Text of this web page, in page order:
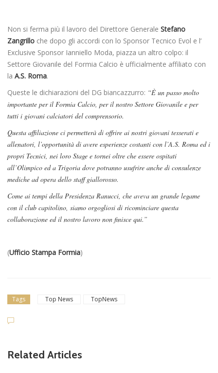
Non si ferma più il lavoro del Direttore Generale Stefano
Zangrillo che dopo gli accordi con lo Sponsor Tecnico Evol e l’
Exclusive Sponsor Ianniello Moda, piazza un altro colpo: il
Settore Giovanile del Formia Calcio è ufficialmente affiliato con
la A.S. Roma.
Queste le dichiarazioni del DG biancazzurro: “È un passo molto
importante per il Formia Calcio, per il nostro Settore Giovanile e per
tutti i giovani calciatori del comprensorio.
Questa affiliazione ci permetterà di offrire ai nostri giovani tesserati e
allenatori, l’opportunità di avere esperienze costanti con l’A.S. Roma ed i
propri Tecnici, nei loro Stage e tornei oltre che essere ospitati
all’Olimpico ed a Trigoria dove potranno usufrire anche di consulenze
mediche ad opera dello staff giallorosso.
Come ai tempi della Presidenza Ranucci, che aveva un grande legame
con il club capitolino, siamo orgogliosi di ricominciare questa
collaborazione ed il nostro lavoro non finisce qui.”
(Ufficio Stampa Formia)
Tags Top News TopNews
Related Articles